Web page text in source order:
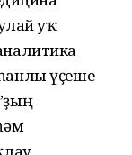
уҡ
үҫеше